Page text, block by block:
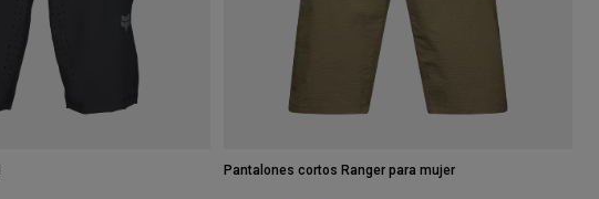
Pantalones cortos Ranger para mujer